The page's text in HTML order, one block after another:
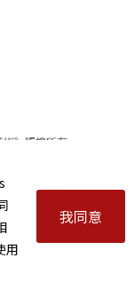
術》版權所有
Reserved
位公告為準。
聲明
用
我同意